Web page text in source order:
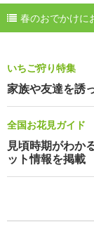
春のおでかけに
いちご狩り特集
家族や友達を誘
全国お花見ガイド
見頃時期がわか
ット情報を掲載